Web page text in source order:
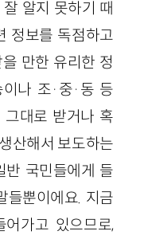
알지 못하기 때
정보를 독점하고
만한 유리한 정
나 조·중·동 등
대로 받거나 혹
산해서 보도하는
반 국민들에게 들
들뿐이에요. 지금
가고 있으므로,